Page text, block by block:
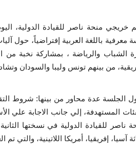
معرفية باللغة العربية إفتراضياً، حول
الشباب والرياضة ، بمشاركة نخبة من
من بينهم تونس وليبا والسودان
الجلسة عدة محاور من بينها: شروط
المستهدفة، إلي جانب الاجابة علي
آسيا، إفريقيا، أمريكا اللاتينية،